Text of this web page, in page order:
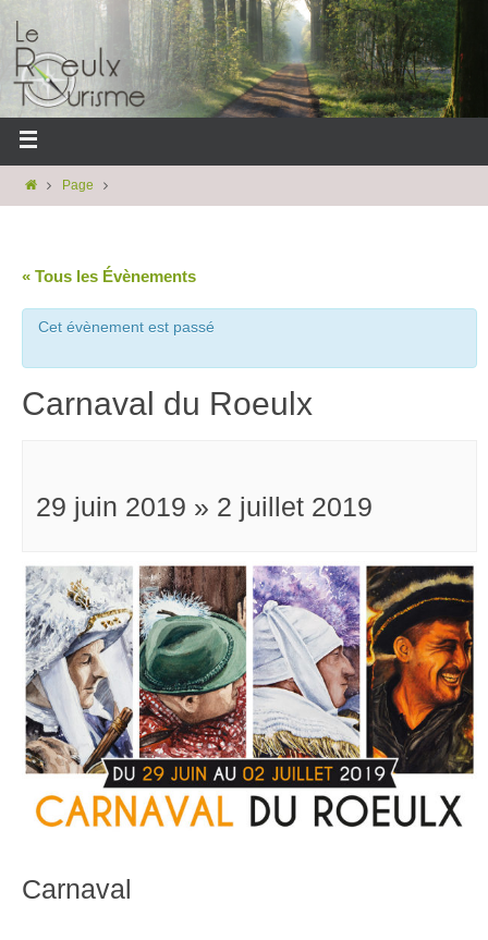
Page
« Tous les Évènements
Cet évènement est passé
Carnaval du Roeulx
29 juin 2019 » 2 juillet 2019
Carnaval